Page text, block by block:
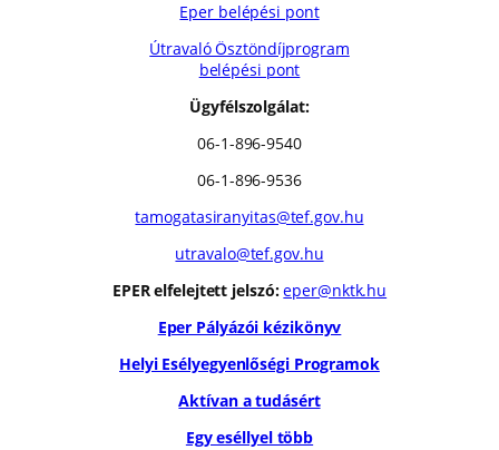
Eper belépési pont
Útravaló Ösztöndíjprogram
belépési pont
Ügyfélszolgálat:
06-1-896-9540
06-1-896-9536
tamogatasiranyitas@tef.gov.hu
utravalo@tef.gov.hu
EPER elfelejtett jelszó: eper@nktk.hu
Eper Pályázói kézikönyv
Helyi Esélyegyenlőségi Programok
Aktívan a tudásért
Egy eséllyel több